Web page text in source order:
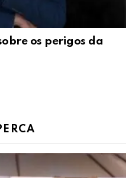
os perigos da